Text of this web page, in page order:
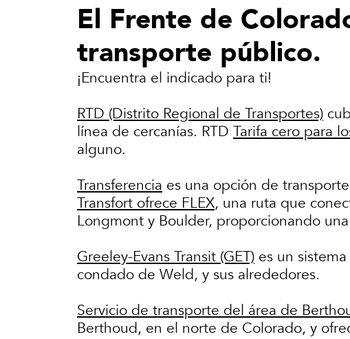
El Frente de
transporte público.
¡Encuentra el indicado para ti!
RTD (Distrito Regional de Transportes)
línea de cercanías. RTD Tarifa cero para
alguno.
Transferencia es una opción de
Transfort ofrece FLEX, una ruta que
Longmont y Boulder, proporcionando
Greeley-Evans Transit (GET) es un
condado de Weld, y sus alrededores.
Servicio de transporte del área de
Berthoud, en el norte de Colorado, y